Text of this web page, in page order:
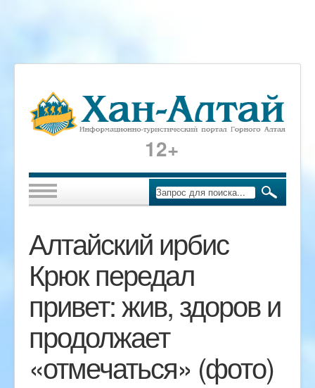
12+
Алтайский ирбис
Крюк передал
привет: жив, здоров и
продолжает
«отмечаться» (фото)